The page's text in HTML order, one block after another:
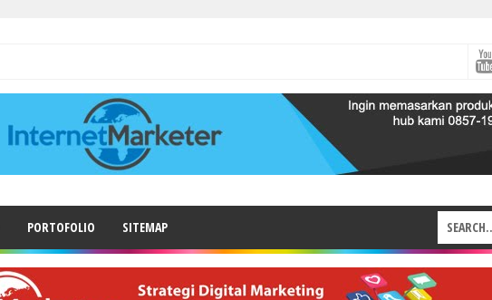
PORTOFOLIO SITEMAP